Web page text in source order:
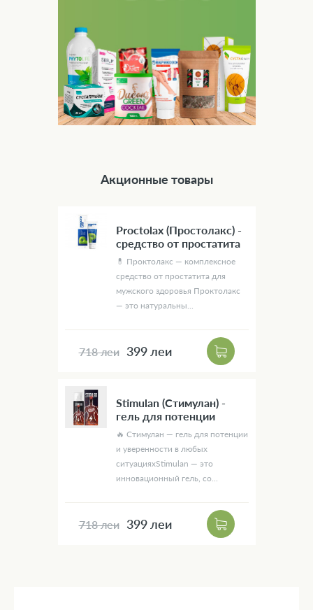
Акционные товары
Proctolax (Простолакс) -
средство от простатита
💊 Проктолакс — комплексное
средство от простатита для
мужского здоровья Проктолакс
— это натуральны...
718 леи 399 леи
Stimulan (Стимулан) -
гель для потенции
🔥 Стимулан — гель для потенции
и уверенности в любых
ситуацияхStimulan — это
инновационный гель, со...
718 леи 399 леи